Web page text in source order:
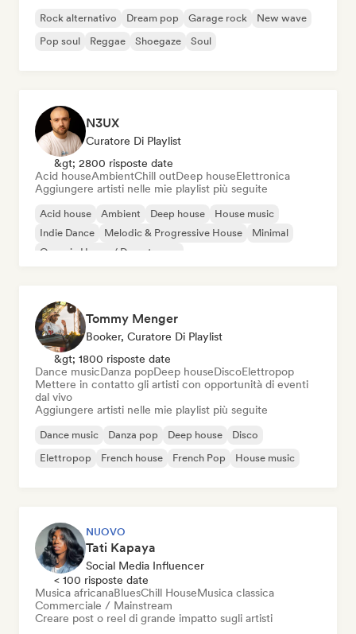
Rock alternativo Dream pop Garage rock
New wave
Pop soul
Reggae Shoegaze Soul
N3UX
Curatore Di Playlist
&gt; 2800 risposte date
Acid houseAmbientChill outDeep houseElettronica
Aggiungere artisti nelle mie playlist più seguite
Acid house Ambient Deep house
House music
Indie Dance
Melodic & Progressive House
Minimal
Organic House / Downtempo
Tommy Menger
Booker, Curatore Di Playlist
&gt; 1800 risposte date
Dance musicDanza popDeep houseDiscoElettropop
Mettere in contatto gli artisti con opportunità di eventi
dal vivo
Aggiungere artisti nelle mie playlist più seguite
Dance music Danza pop Deep house
Disco
Elettropop
French house French Pop House music
NUOVO
Tati Kapaya
Social Media Influencer
< 100 risposte date
Musica africanaBluesChill HouseMusica classica
Commerciale / Mainstream
Creare post o reel di grande impatto sugli artisti